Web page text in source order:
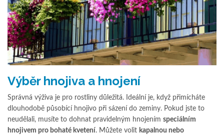
Výběr hnojiva a hnojení
Správná výživa je pro rostliny důležitá. Ideální je, když přimícháte
dlouhodobě působící hnojivo při sázení do zeminy. Pokud jste to
neudělali, musíte to dohnat pravidelným hnojením speciálním
hnojivem pro bohaté kvetení. Můžete volit kapalnou nebo